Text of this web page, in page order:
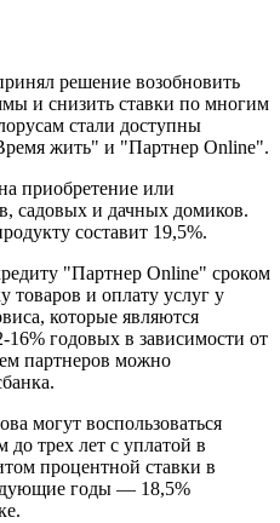
решение возобновить
и снизить ставки по многим
стали доступны
жить" и "Партнер Online".
приобретение или
садовых и дачных домиков.
составит 19,5%.
"Партнер Online" сроком
товаров и оплату услуг у
которые являются
16% годовых в зависимости от
партнеров можно
могут воспользоваться
трех лет с уплатой в
процентной ставки в
годы — 18,5%